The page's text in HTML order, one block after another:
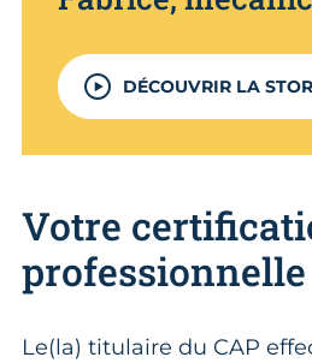
DÉCOUVRIR LA
Votre
professionnelle
Le(la) titulaire du CAP